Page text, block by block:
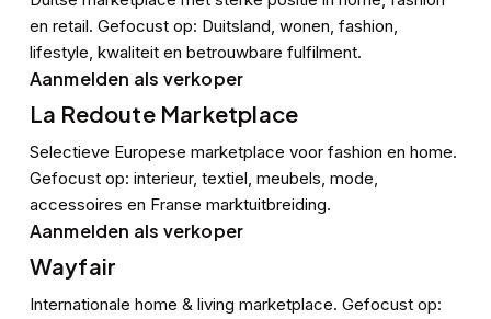
en retail. Gefocust op: Duitsland, wonen, fashion,
lifestyle, kwaliteit en betrouwbare fulfilment.
Aanmelden als verkoper
La Redoute Marketplace
Selectieve Europese marketplace voor fashion en home.
Gefocust op: interieur, textiel, meubels, mode,
accessoires en Franse marktuitbreiding.
Aanmelden als verkoper
Wayfair
Internationale home & living marketplace. Gefocust op: